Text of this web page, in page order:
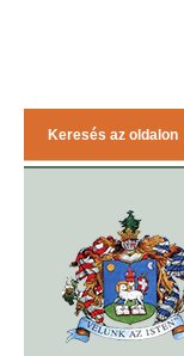
Keresés az oldalon